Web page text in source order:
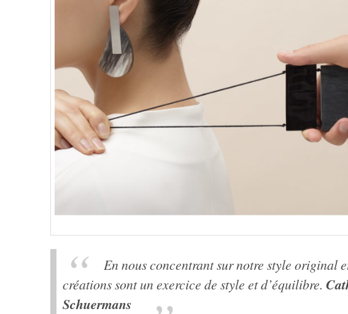
En nous concentrant sur notre style original
créations sont un exercice de style et d’équilibre.
Schuermans